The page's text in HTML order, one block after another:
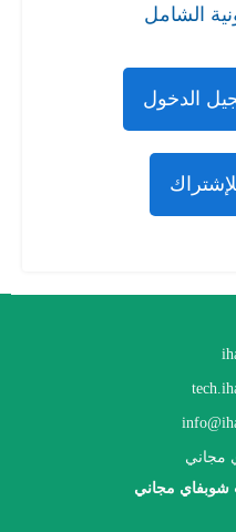
الشامل
الدخول
مجاني
شوبفاي مجاني